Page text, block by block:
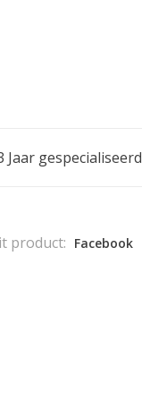
Jaar gespecialiseerd
product: Facebook